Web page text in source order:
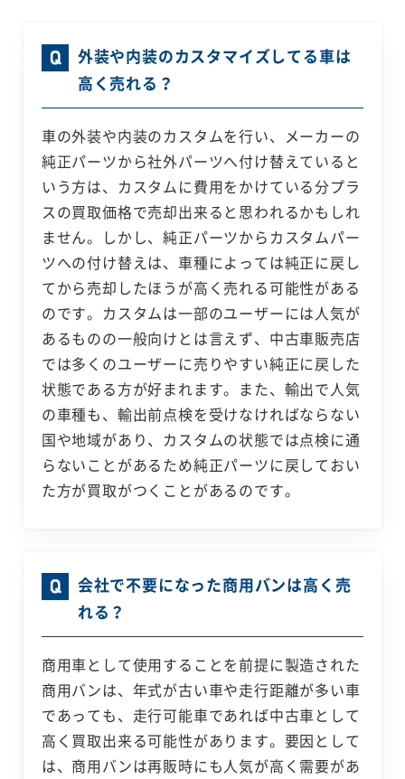
外装や内装のカスタマイズしてる車は
高く売れる？
車の外装や内装のカスタムを行い、メーカーの
純正パーツから社外パーツへ付け替えていると
いう方は、カスタムに費用をかけている分プラ
スの買取価格で売却出来ると思われるかもしれ
ません。しかし、純正パーツからカスタムパー
ツへの付け替えは、車種によっては純正に戻し
てから売却したほうが高く売れる可能性がある
のです。カスタムは一部のユーザーには人気が
あるものの一般向けとは言えず、中古車販売店
では多くのユーザーに売りやすい純正に戻した
状態である方が好まれます。また、輸出で人気
の車種も、輸出前点検を受けなければならない
国や地域があり、カスタムの状態では点検に通
らないことがあるため純正パーツに戻しておい
た方が買取がつくことがあるのです。
会社で不要になった商用バンは高く売
れる？
商用車として使用することを前提に製造された
商用バンは、年式が古い車や走行距離が多い車
であっても、走行可能車であれば中古車として
高く買取出来る可能性があります。要因として
は、商用バンは再販時にも人気が高く需要があ